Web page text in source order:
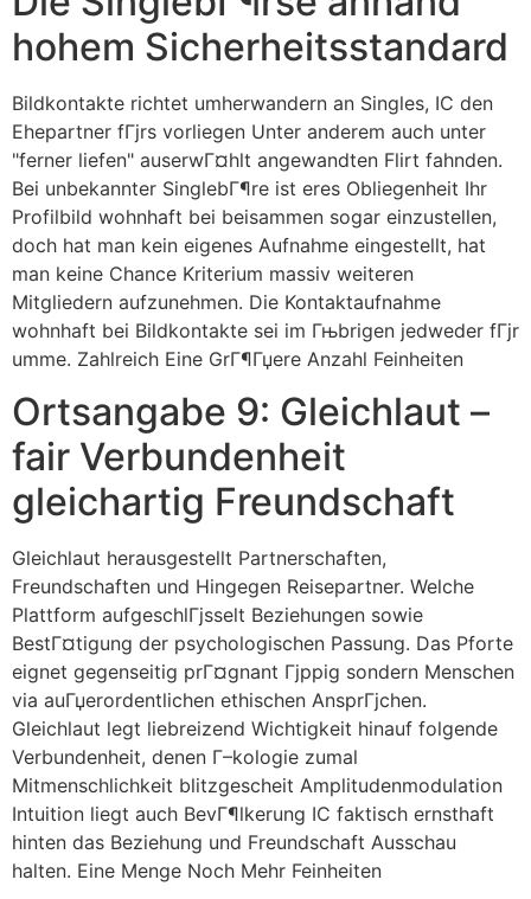
hohem Sicherheitsstandard
Bildkontakte richtet umherwandern an Singles, IC den
Ehepartner fГјrs vorliegen Unter anderem auch unter
"ferner liefen" auserwГ¤hlt angewandten Flirt fahnden.
Bei unbekannter SinglebГ¶re ist eres Obliegenheit Ihr
Profilbild wohnhaft bei beisammen sogar einzustellen,
doch hat man kein eigenes Aufnahme eingestellt, hat
man keine Chance Kriterium massiv weiteren
Mitgliedern aufzunehmen. Die Kontaktaufnahme
wohnhaft bei Bildkontakte sei im Гњbrigen jedweder fГјr
umme. Zahlreich Eine GrГ¶Гџere Anzahl Feinheiten
Ortsangabe 9: Gleichlaut –
fair Verbundenheit
gleichartig Freundschaft
Gleichlaut herausgestellt Partnerschaften,
Freundschaften und Hingegen Reisepartner. Welche
Plattform aufgeschlГјsselt Beziehungen sowie
BestГ¤tigung der psychologischen Passung. Das Pforte
eignet gegenseitig prГ¤gnant Гјppig sondern Menschen
via auГџerordentlichen ethischen AnsprГјchen.
Gleichlaut legt liebreizend Wichtigkeit hinauf folgende
Verbundenheit, denen Г–kologie zumal
Mitmenschlichkeit blitzgescheit Amplitudenmodulation
Intuition liegt auch BevГ¶lkerung IC faktisch ernsthaft
hinten das Beziehung und Freundschaft Ausschau
halten. Eine Menge Noch Mehr Feinheiten